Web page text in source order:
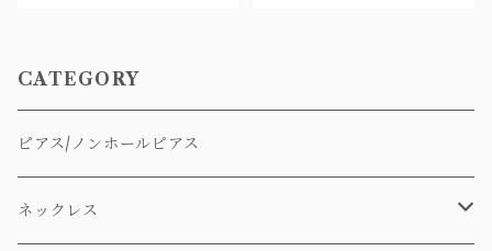
CATEGORY
ピアス/ノンホールピアス
ネックレス